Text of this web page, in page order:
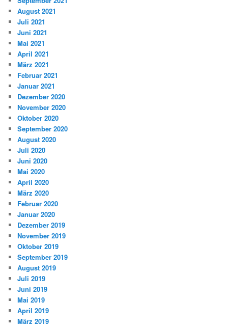
August 2021
Juli 2021
Juni 2021
Mai 2021
April 2021
März 2021
Februar 2021
Januar 2021
Dezember 2020
November 2020
Oktober 2020
September 2020
August 2020
Juli 2020
Juni 2020
Mai 2020
April 2020
März 2020
Februar 2020
Januar 2020
Dezember 2019
November 2019
Oktober 2019
September 2019
August 2019
Juli 2019
Juni 2019
Mai 2019
April 2019
März 2019